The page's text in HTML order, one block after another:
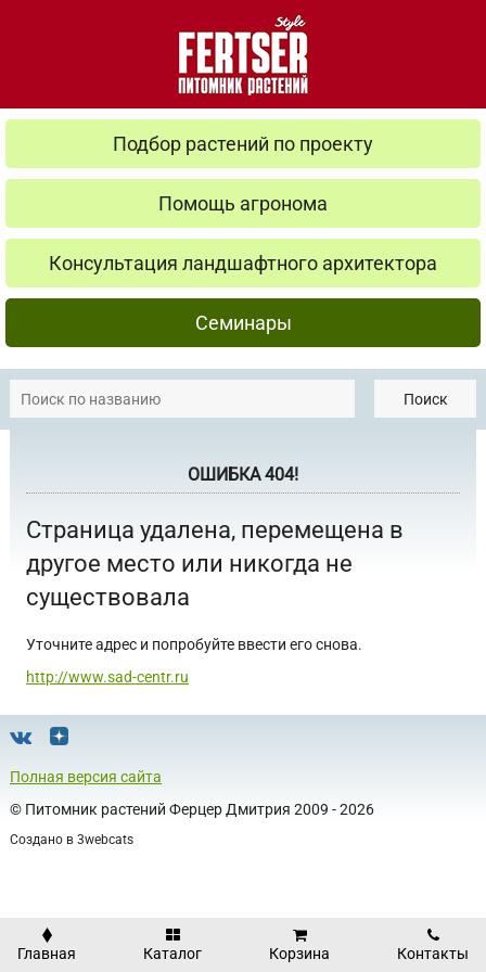
Подбор растений по проекту
Помощь агронома
Консультация ландшафтного архитектора
Семинары
Поиск
ОШИБКА 404!
Страница удалена, перемещена в
другое место или никогда не
существовала
Уточните адрес и попробуйте ввести его снова.
http://www.sad-centr.ru
Полная версия сайта
© Питомник растений Ферцер Дмитрия 2009 - 2026
Создано в 3webcats
Главная Каталог Корзина Контакты